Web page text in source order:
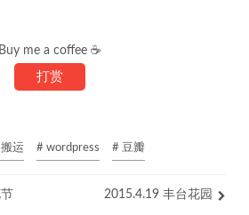
Buy me a coffee ☕
打赏
运 # wordpress # 豆瓣
2015.4.19 丰台花园